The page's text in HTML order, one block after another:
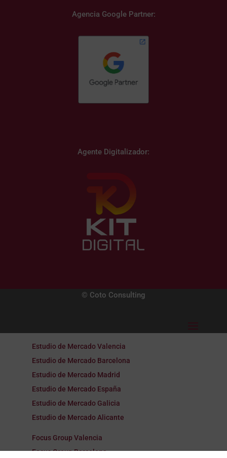
Agencia Google Partner:
Agente Digitalizador:
© Coto Consulting
Estudio de Mercado Valencia
Estudio de Mercado Barcelona
Estudio de Mercado Madrid
Estudio de Mercado España
Estudio de Mercado Galicia
Estudio de Mercado Alicante
Focus Group Valencia
Focus Group Barcelona